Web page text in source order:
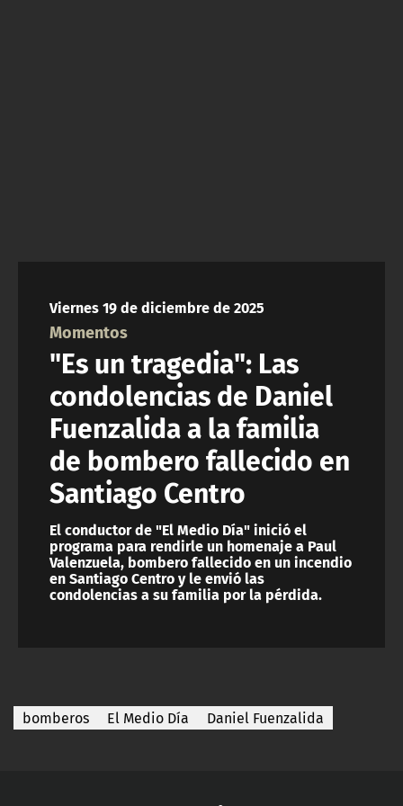
Viernes 19 de diciembre de 2025
Momentos
"Es un tragedia": Las
condolencias de Daniel
Fuenzalida a la familia
de bombero fallecido en
Santiago Centro
El conductor de "El Medio Día" inició el
programa para rendirle un homenaje a Paul
Valenzuela, bombero fallecido en un incendio
en Santiago Centro y le envió las
condolencias a su familia por la pérdida.
bomberos El Medio Día Daniel Fuenzalida